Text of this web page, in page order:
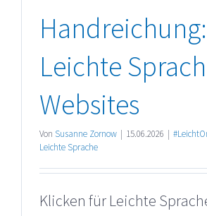
Handreichung:
Leichte
Websites
Von Susanne Zornow | 15.06.2026 |
Leichte Sprache
Klicken für Leichte